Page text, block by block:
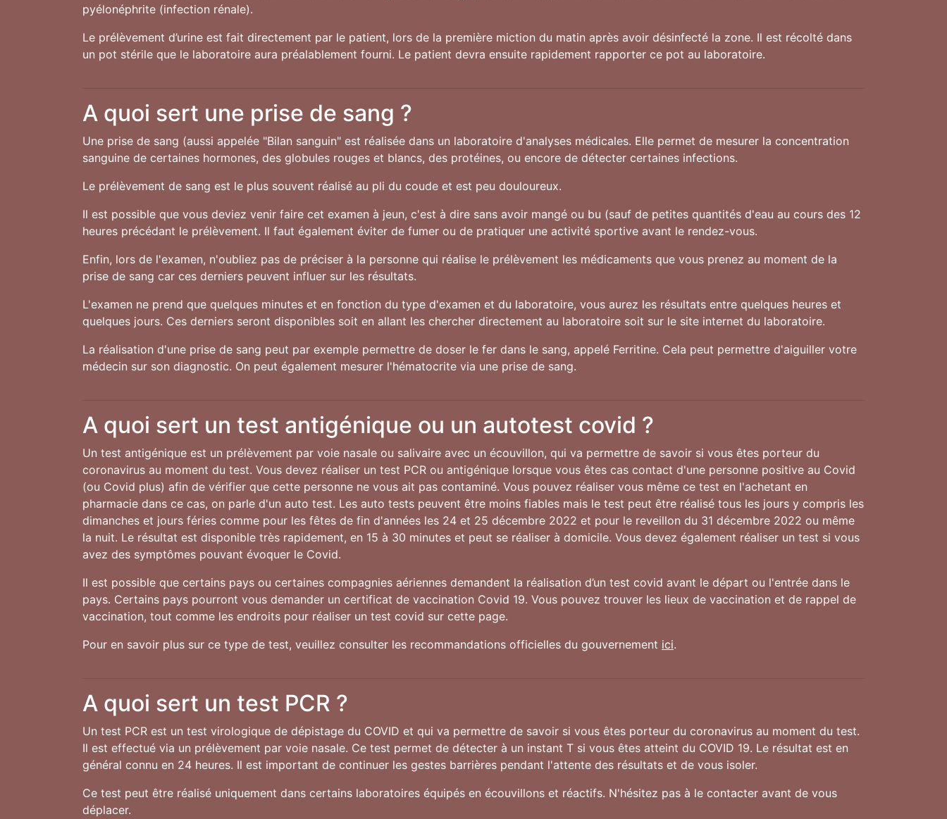
pyélonéphrite (infection rénale).
Le prélèvement d’urine est fait directement par le patient, lors de la première miction du matin après avoir désinfecté la zone. Il est récolté dans
un pot stérile que le laboratoire aura préalablement fourni. Le patient devra ensuite rapidement rapporter ce pot au laboratoire.
A quoi sert une prise de sang ?
Une prise de sang (aussi appelée "Bilan sanguin" est réalisée dans un laboratoire d'analyses médicales. Elle permet de mesurer la concentration
sanguine de certaines hormones, des globules rouges et blancs, des protéines, ou encore de détecter certaines infections.
Le prélèvement de sang est le plus souvent réalisé au pli du coude et est peu douloureux.
Il est possible que vous deviez venir faire cet examen à jeun, c'est à dire sans avoir mangé ou bu (sauf de petites quantités d'eau au cours des 12
heures précédant le prélèvement. Il faut également éviter de fumer ou de pratiquer une activité sportive avant le rendez-vous.
Enfin, lors de l'examen, n'oubliez pas de préciser à la personne qui réalise le prélèvement les médicaments que vous prenez au moment de la
prise de sang car ces derniers peuvent influer sur les résultats.
L'examen ne prend que quelques minutes et en fonction du type d'examen et du laboratoire, vous aurez les résultats entre quelques heures et
quelques jours. Ces derniers seront disponibles soit en allant les chercher directement au laboratoire soit sur le site internet du laboratoire.
La réalisation d'une prise de sang peut par exemple permettre de doser le fer dans le sang, appelé Ferritine. Cela peut permettre d'aiguiller votre
médecin sur son diagnostic. On peut également mesurer l'hématocrite via une prise de sang.
A quoi sert un test antigénique ou un autotest covid ?
Un test antigénique est un prélèvement par voie nasale ou salivaire avec un écouvillon, qui va permettre de savoir si vous êtes porteur du
coronavirus au moment du test. Vous devez réaliser un test PCR ou antigénique lorsque vous êtes cas contact d'une personne positive au Covid
(ou Covid plus) afin de vérifier que cette personne ne vous ait pas contaminé. Vous pouvez réaliser vous même ce test en l'achetant en
pharmacie dans ce cas, on parle d'un auto test. Les auto tests peuvent être moins fiables mais le test peut être réalisé tous les jours y compris les
dimanches et jours féries comme pour les fêtes de fin d'années les 24 et 25 décembre 2022 et pour le reveillon du 31 décembre 2022 ou même
la nuit. Le résultat est disponible très rapidement, en 15 à 30 minutes et peut se réaliser à domicile. Vous devez également réaliser un test si vous
avez des symptômes pouvant évoquer le Covid.
Il est possible que certains pays ou certaines compagnies aériennes demandent la réalisation d’un test covid avant le départ ou l'entrée dans le
pays. Certains pays pourront vous demander un certificat de vaccination Covid 19. Vous pouvez trouver les lieux de vaccination et de rappel de
vaccination, tout comme les endroits pour réaliser un test covid sur cette page.
Pour en savoir plus sur ce type de test, veuillez consulter les recommandations officielles du gouvernement ici.
A quoi sert un test PCR ?
Un test PCR est un test virologique de dépistage du COVID et qui va permettre de savoir si vous êtes porteur du coronavirus au moment du test.
Il est effectué via un prélèvement par voie nasale. Ce test permet de détecter à un instant T si vous êtes atteint du COVID 19. Le résultat est en
général connu en 24 heures. Il est important de continuer les gestes barrières pendant l'attente des résultats et de vous isoler.
Ce test peut être réalisé uniquement dans certains laboratoires équipés en écouvillons et réactifs. N'hésitez pas à le contacter avant de vous
déplacer.